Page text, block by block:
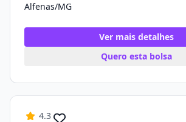
Alfenas/MG
Ver mais detalhes
Quero esta bolsa
4.3